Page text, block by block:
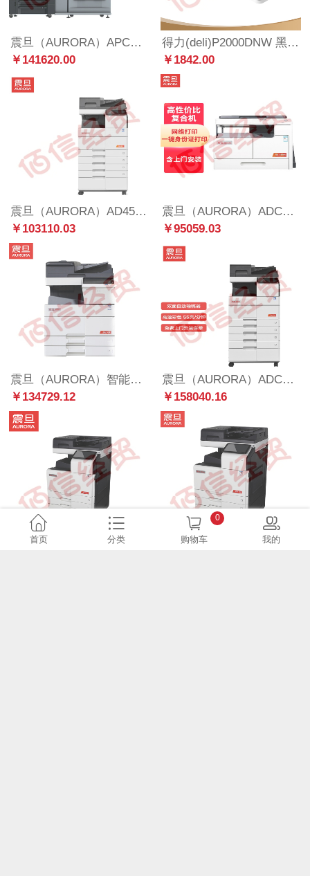
震旦（AURORA）APC8070复合机配件 PF-707m 真空吸附式大容量纸柜
￥141620.00
得力(deli)P2000DNW 黑白激光打印机 A4作业资料文件 微信无线打印 自动双面打印
￥1842.00
震旦（AURORA）AD459 A3黑白多功能数码复合机（含双面同步扫描输稿器+四纸盒+托盘+工作台+装订器）
￥103110.03
震旦（AURORA）ADC309 A3彩色多功能数码复合机(含双面输稿器+双纸盒+鞍式装订+工作台)免费安装售后
￥95059.03
震旦（AURORA）智能身份识别方案 ADC455 机型高速打印 双面同步扫描/打印/复印 无线网络打印
￥134729.12
震旦（AURORA）ADC559 A3彩白多功能数码复合机（含双面同步扫描输稿器+四纸盒+托盘+工作台）
￥158040.16
首页 分类 购物车
0
我的